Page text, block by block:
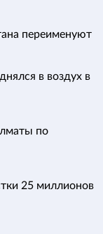
переименуют
в воздух в
по
25 миллионов